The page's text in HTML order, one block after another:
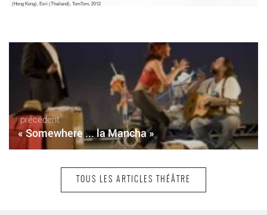
(Hong Kong), Esri (Thailand), TomTom, 2012
précédent
« Somewhere ... la Mancha »
TOUS LES ARTICLES THÉÂTRE